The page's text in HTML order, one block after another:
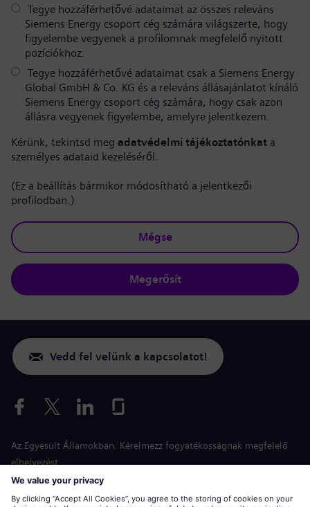
Tegye hozzáférhetővé adataimat az összes releváns
Siemens Energy csoport cég számára világszerte, hogy
figyelembe vegyenek a profilomnak megfelelő nyitott
pozíciókhoz.
Tegye hozzáférhetővé adataimat csak a Siemens Energy
Global GmbH & Co. KG és a releváns állásajánlatot kínáló
Siemens Energy csoport cég számára, hogy csak azon
állásra vegyenek figyelembe, amelyre jelentkezem.
Kérünk, tekintsd meg adatvédelmi tájékoztatónkat a
személyes adataid kezeléséről.
(Ez a beállítás bármikor módosítható a jelentkezői
profilodban.)
Mégse
Megerősít
Vedd fel velünk a kapcsolatot!
Az Egyesült Államokban: Kérelmezz fogyatékosságnak megfelelő
elhelyezést
Esélyegyenlőség a jelentkezés során
siemens-energy.comGlobális weboldal